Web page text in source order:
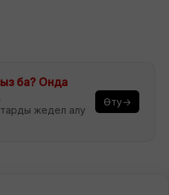
ба? Онда
жедел алу
Өту→